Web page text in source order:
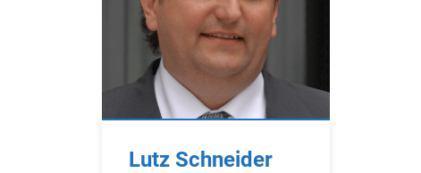
Lutz Schneider